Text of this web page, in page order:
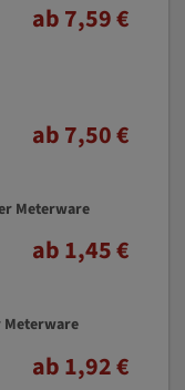
ab 7,59 €
ab 7,50 €
Meterware
ab 1,45 €
Meterware
ab 1,92 €